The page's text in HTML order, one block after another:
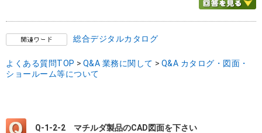
総合デジタルカタログ
よくある質問TOP > Q&A 業務に関して > Q&A カタログ・図面・
ショールーム等について
Q-1-2-2 マチルダ製品のCAD図面を下さい